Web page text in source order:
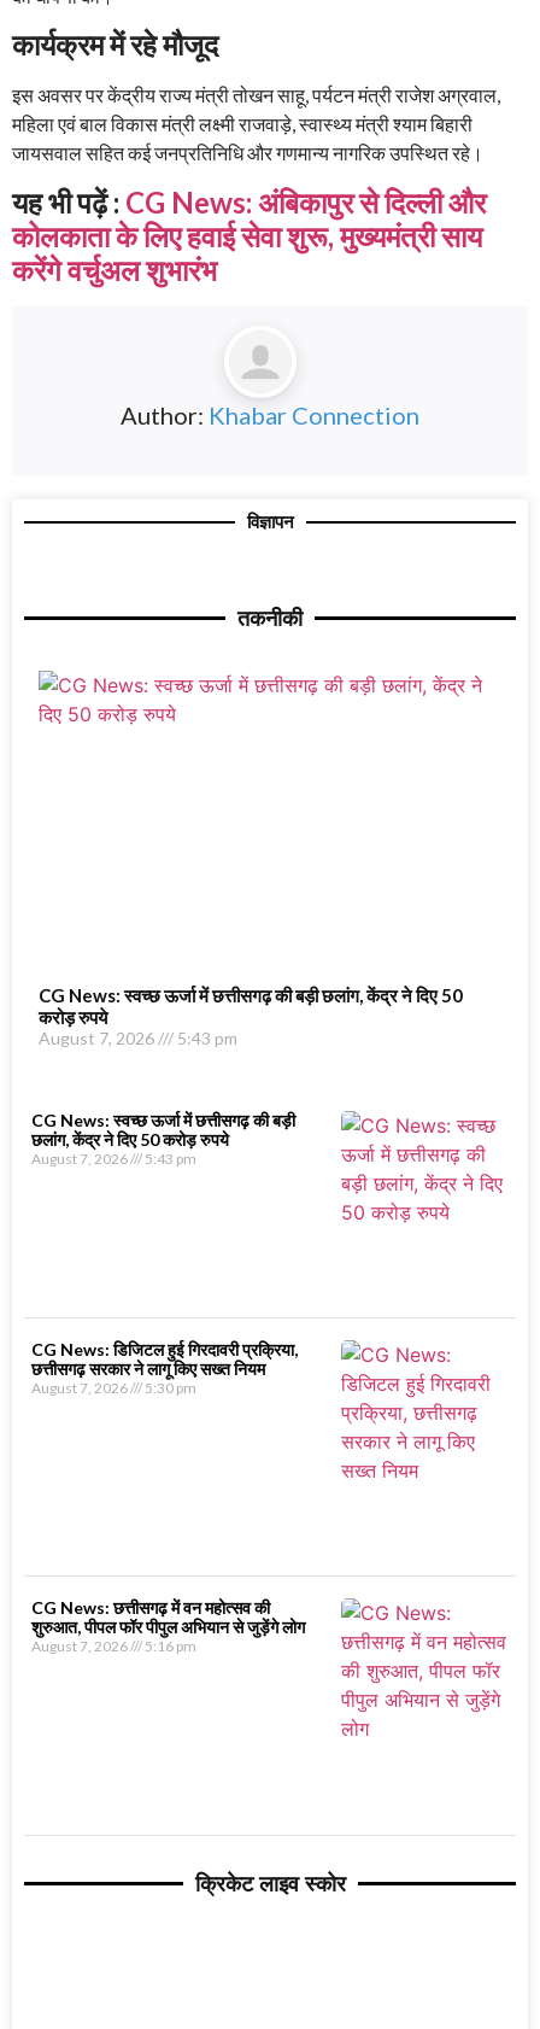
कार्यक्रम में रहे मौजूद
इस अवसर पर केंद्रीय राज्य मंत्री तोखन साहू, पर्यटन मंत्री राजेश अग्रवाल,
महिला एवं बाल विकास मंत्री लक्ष्मी राजवाड़े, स्वास्थ्य मंत्री श्याम बिहारी
जायसवाल सहित कई जनप्रतिनिधि और गणमान्य नागरिक उपस्थित रहे।
यह भी पढ़ें : CG News: अंबिकापुर से दिल्ली और
कोलकाता के लिए हवाई सेवा शुरू, मुख्यमंत्री साय
करेंगे वर्चुअल शुभारंभ
Author: Khabar Connection
विज्ञापन
तकनीकी
CG News: स्वच्छ ऊर्जा में छत्तीसगढ़ की बड़ी छलांग, केंद्र ने दिए 50
करोड़ रुपये
August 7, 2026 5:43 pm
CG News: स्वच्छ ऊर्जा में छत्तीसगढ़ की बड़ी
छलांग, केंद्र ने दिए 50 करोड़ रुपये
August 7, 2026 5:43 pm
CG News: डिजिटल हुई गिरदावरी प्रक्रिया,
छत्तीसगढ़ सरकार ने लागू किए सख्त नियम
August 7, 2026 5:30 pm
CG News: छत्तीसगढ़ में वन महोत्सव की
शुरुआत, पीपल फॉर पीपुल अभियान से जुड़ेंगे लोग
August 7, 2026 5:16 pm
क्रिकेट लाइव स्कोर